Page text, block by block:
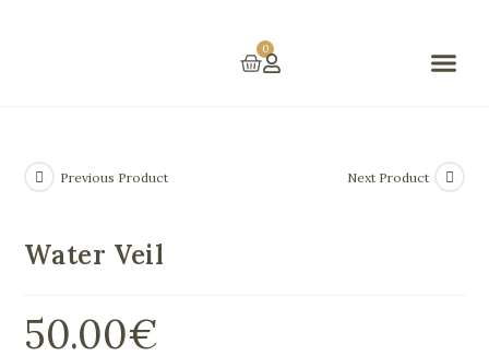
0
Previous Product Next Product
Water Veil
50.00€